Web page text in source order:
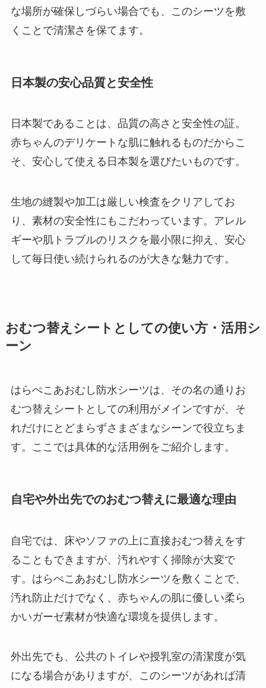
な場所が確保しづらい場合でも、このシーツを敷
くことで清潔さを保てます。
日本製の安心品質と安全性
日本製であることは、品質の高さと安全性の証。
赤ちゃんのデリケートな肌に触れるものだからこ
そ、安心して使える日本製を選びたいものです。
生地の縫製や加工は厳しい検査をクリアしてお
り、素材の安全性にもこだわっています。アレル
ギーや肌トラブルのリスクを最小限に抑え、安心
して毎日使い続けられるのが大きな魅力です。
おむつ替えシートとしての使い方・活用シ
ーン
はらぺこあおむし防水シーツは、その名の通りお
むつ替えシートとしての利用がメインですが、そ
れだけにとどまらずさまざまなシーンで役立ちま
す。ここでは具体的な活用例をご紹介します。
自宅や外出先でのおむつ替えに最適な理由
自宅では、床やソファの上に直接おむつ替えをす
ることもできますが、汚れやすく掃除が大変で
す。はらぺこあおむし防水シーツを敷くことで、
汚れ防止だけでなく、赤ちゃんの肌に優しい柔ら
かいガーゼ素材が快適な環境を提供します。
外出先でも、公共のトイレや授乳室の清潔度が気
になる場合がありますが、このシーツがあれば清